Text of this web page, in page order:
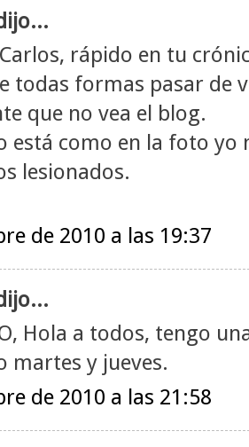
rápido en tu
todas formas pasar de
que no vea el blog.
está como en la foto yo
lesionados.
de 2010 a las 19:37
Hola a todos, tengo
martes y jueves.
de 2010 a las 21:58